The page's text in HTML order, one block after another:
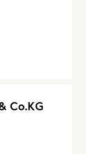
Co.KG